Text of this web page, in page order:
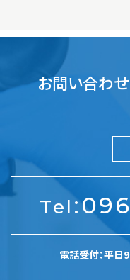
お問い合わせ
Tel:
電話受付：平日